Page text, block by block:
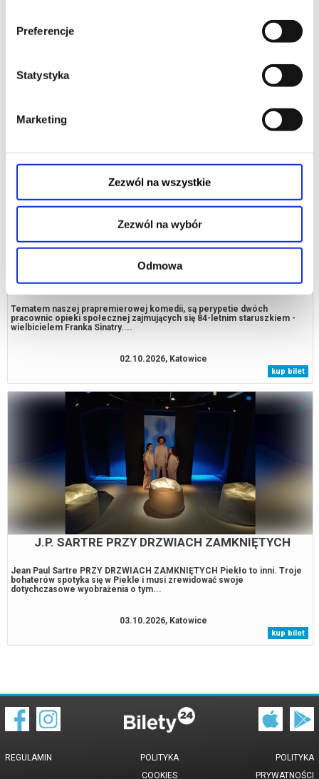
Preferencje
Statystyka
Marketing
Zezwól na wszystkie
Zezwól na wybór
Odmowa
kup bilet
MARIE JONES FLY ME TO THE MOON
Tematem naszej prapremierowej komedii, są perypetie dwóch
pracownic opieki społecznej zajmujących się 84-letnim staruszkiem -
wielbicielem Franka Sinatry....
02.10.2026, Katowice
kup bilet
J.P. SARTRE PRZY DRZWIACH ZAMKNIĘTYCH
Jean Paul Sartre PRZY DRZWIACH ZAMKNIĘTYCH Piekło to inni. Troje
bohaterów spotyka się w Piekle i musi zrewidować swoje
dotychczasowe wyobrażenia o tym...
03.10.2026, Katowice
kup bilet
REGULAMIN
POLITYKA
PRYWATNOŚCI
POLITYKA
COOKIES